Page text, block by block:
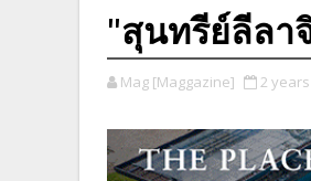
"สุนทรีย์ลีลา
Mag [Maggazine] 2